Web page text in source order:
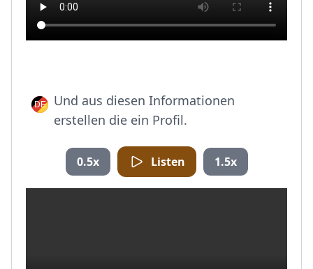
Und aus diesen Informationen
erstellen die ein Profil.
0.5x Listen 1.5x